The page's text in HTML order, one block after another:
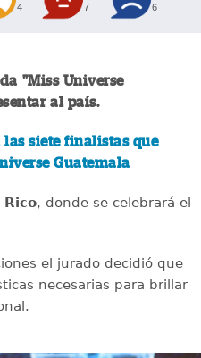
4 7 6
"Miss Universe
al país.
las siete finalistas que
Guatemala
Rico, donde se celebrará el
el jurado decidió que
necesarias para brillar